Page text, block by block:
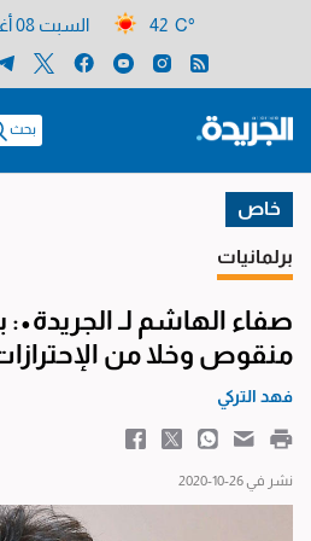
42 C° السبت 08 أغسطس 2026
بحث
خاص
برلمانيات
صفاء الهاشم لـ الجريدة•:
منقوص وخلا من
فهد التركي
نشر في 26-10-2020